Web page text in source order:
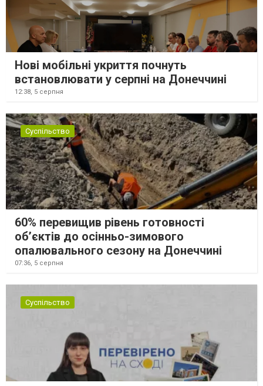
Нові мобільні укриття почнуть
встановлювати у серпні на Донеччині
12:38, 5 серпня
Суспільство
60% перевищив рівень готовності
об’єктів до осінньо-зимового
опалювального сезону на Донеччині
07:36, 5 серпня
Суспільство